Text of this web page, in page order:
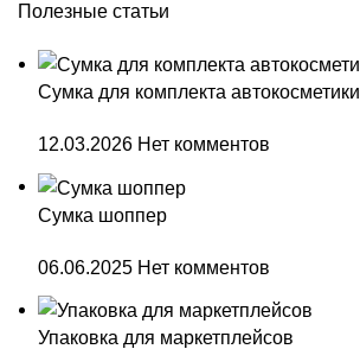
Полезные статьи
Сумка для комплекта автокосметики
12.03.2026 Нет комментов
Сумка шоппер
06.06.2025 Нет комментов
Упаковка для маркетплейсов